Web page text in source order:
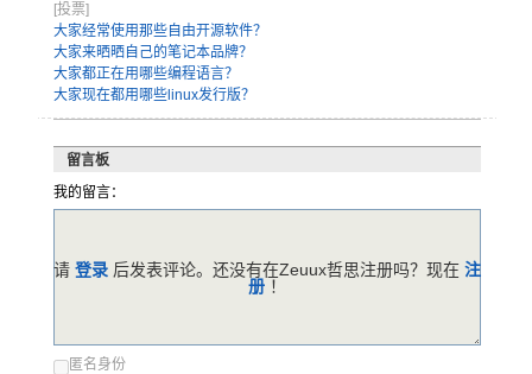
[投票]
大家经常使用那些自由开源软件？
大家来晒晒自己的笔记本品牌？
大家都正在用哪些编程语言？
大家现在都用哪些linux发行版？
留言板
我的留言：
匿名身份
请 登录 后发表评论。还没有在Zeuux哲思注册吗？现在 注
册 ！